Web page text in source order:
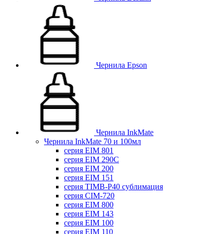
Чернила Epson
Чернила InkMate
Чернила InkMate 70 и 100мл
серия EIM 801
серия EIM 290C
серия EIM 200
серия EIM 151
серия TIMB-P40 сублимация
серия CIM-720
серия EIM 800
серия EIM 143
серия EIM 100
серия EIM 110